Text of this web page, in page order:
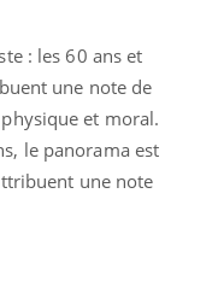
: les 60 ans et
une note de
et moral.
le panorama est
une note